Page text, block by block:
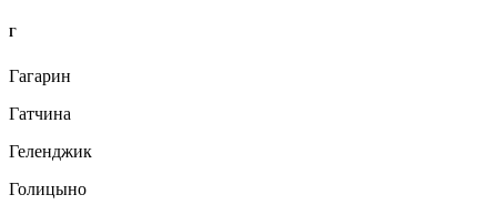
Г
Гагарин
Гатчина
Геленджик
Голицыно